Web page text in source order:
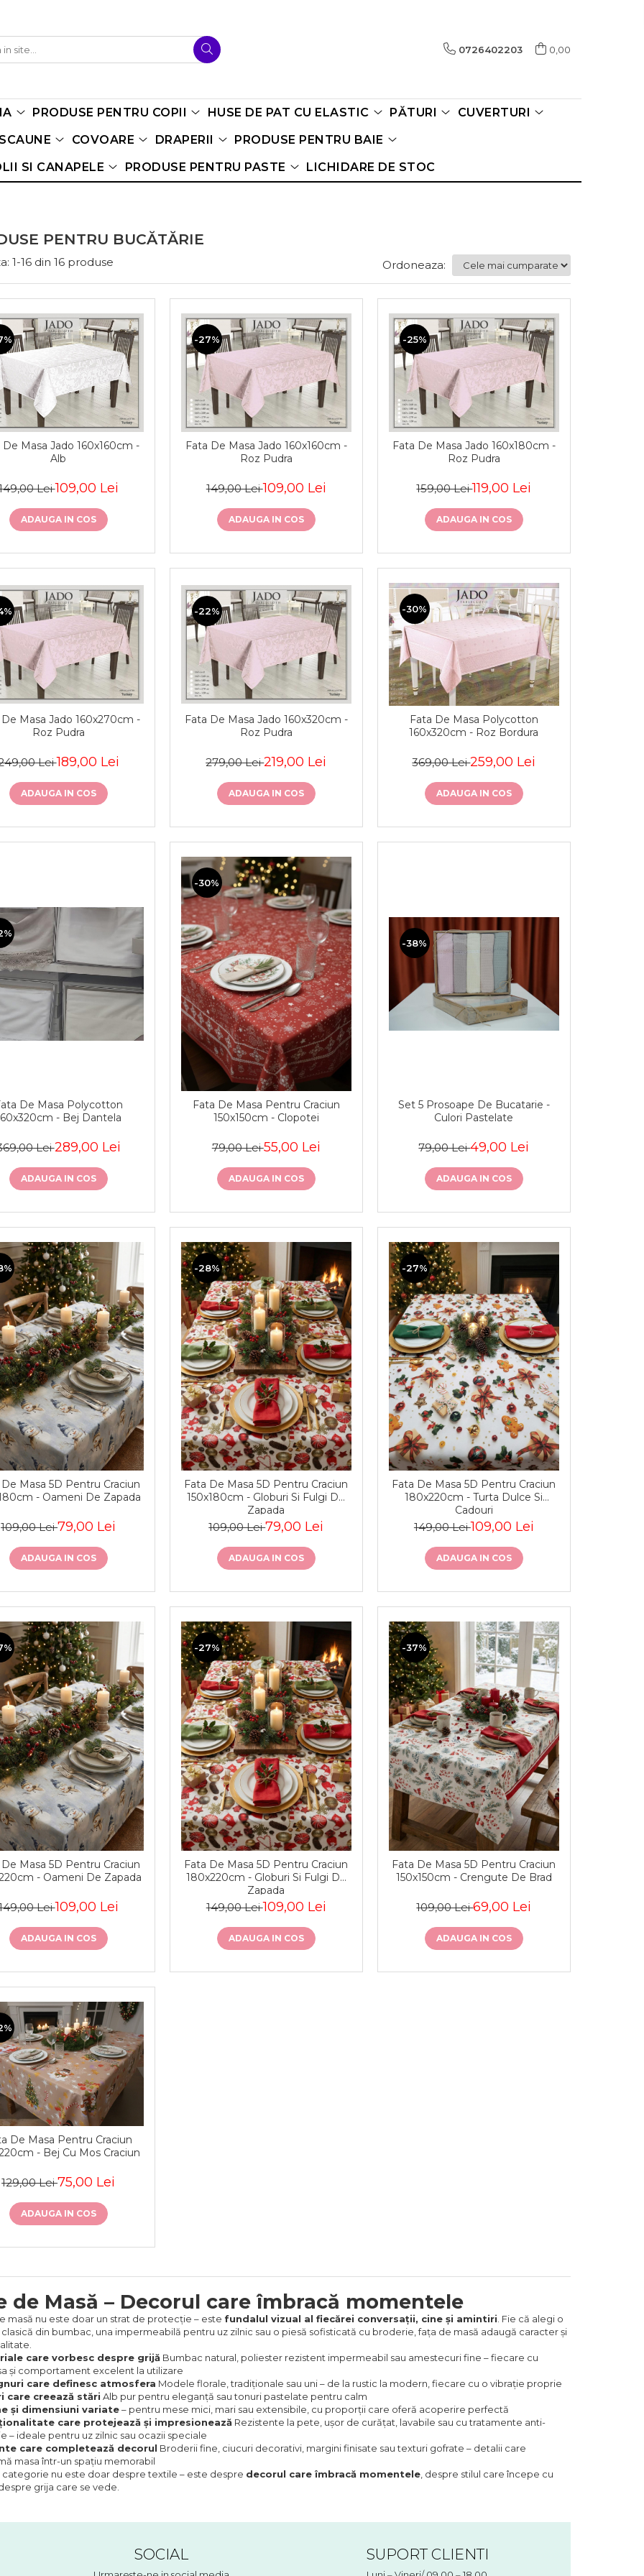
0726402203 0,00
PRODUSE PENTRU COPII HUSE DE PAT CU ELASTIC PĂTURI
CUVERTURI
COVOARE DRAPERII
PRODUSE PENTRU BAIE
SI CANAPELE
PRODUSE PENTRU PASTE LICHIDARE DE STOC
PENTRU BUCĂTĂRIE
1-16din 16 produse Ordoneaza:
Masa Jado 160x160cm -
Alb
Lei109,00 Lei
ADAUGA IN COS
-27%
Fata De Masa Jado 160x160cm -
Roz Pudra
149,00 Lei109,00 Lei
ADAUGA IN COS
-25%
Fata De Masa Jado 160x180cm -
Roz Pudra
159,00 Lei119,00 Lei
ADAUGA IN COS
Masa Jado 160x270cm -
Roz Pudra
Lei189,00 Lei
ADAUGA IN COS
-22%
Fata De Masa Jado 160x320cm -
Roz Pudra
279,00 Lei219,00 Lei
ADAUGA IN COS
-30%
Fata De Masa Polycotton
160x320cm - Roz Bordura
369,00 Lei259,00 Lei
ADAUGA IN COS
De Masa Polycotton
- Bej Dantela
Lei289,00 Lei
ADAUGA IN COS
-30%
Fata De Masa Pentru Craciun
150x150cm - Clopotei
79,00 Lei55,00 Lei
ADAUGA IN COS
-38%
Set 5 Prosoape De Bucatarie -
Culori Pastelate
79,00 Lei49,00 Lei
ADAUGA IN COS
Masa 5D Pentru Craciun
- Oameni De Zapada
109,00 Lei79,00 Lei
ADAUGA IN COS
-28%
Fata De Masa 5D Pentru Craciun
150x180cm - Globuri Si Fulgi De
Zapada
109,00 Lei79,00 Lei
ADAUGA IN COS
-27%
Fata De Masa 5D Pentru Craciun
180x220cm - Turta Dulce Si
Cadouri
149,00 Lei109,00 Lei
ADAUGA IN COS
Masa 5D Pentru Craciun
- Oameni De Zapada
Lei109,00 Lei
ADAUGA IN COS
-27%
Fata De Masa 5D Pentru Craciun
180x220cm - Globuri Si Fulgi De
Zapada
149,00 Lei109,00 Lei
ADAUGA IN COS
-37%
Fata De Masa 5D Pentru Craciun
150x150cm - Crengute De Brad
109,00 Lei69,00 Lei
ADAUGA IN COS
De Masa Pentru Craciun
- Bej Cu Mos Craciun
129,00 Lei75,00 Lei
ADAUGA IN COS
de Masă – Decorul care îmbracă momentele
masă nu este doar un strat de protecție – este fundalul vizual al fiecărei conversații, cine și amintiri . Fie că alegi o
din bumbac, una impermeabilă pentru uz zilnic sau o piesă sofisticată cu broderie, fața de masă adaugă caracter și
care vorbesc despre grijăBumbac natural, poliester rezistent impermeabil sau amestecuri fine – fiecare cu
și comportament excelent la utilizare
care definesc atmosfera Modele florale, tradiționale sau uni – de la rustic la modern, fiecare cu o vibrație proprie
care creează stări Alb pur pentru eleganță sau tonuri pastelate pentru calm
și dimensiuni variate– pentru mese mici, mari sau extensibile, cu proporții care oferă acoperire perfectă
care protejează și impresioneazăRezistente la pete, ușor de curățat, lavabile sau cu tratamente anti-
– ideale pentru uz zilnic sau ocazii speciale
care completează decorul Broderii fine, ciucuri decorativi, margini finisate sau texturi gofrate – detalii care
masa într-un spațiu memorabil
categorie nu este doar despre textile – este despre decorul care îmbracă momentele, despre stilul care începe cu
grija care se vede.
SOCIAL SUPORT CLIENTI